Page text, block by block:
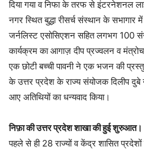
दिया गया व निफा के तरफ से इंटरनेशनल
नगर स्थित बुद्धा रीसर्च संस्थान के
जर्नलिस्ट एसोसिएशन सहित लगभग 100
कार्यक्रम का आगाज़ दीप प्रज्वलन व
एक छोटी बच्ची पावनी ने एक भजन की
के उत्तर प्रदेश के राज्य संयोजक दिलीप
आए अतिथियों का धन्यवाद किया।
निफ़ा की उत्तर प्रदेश शाखा की हुई शुरुआत।
पहले से ही 28 राज्यों व केंद्र शासित